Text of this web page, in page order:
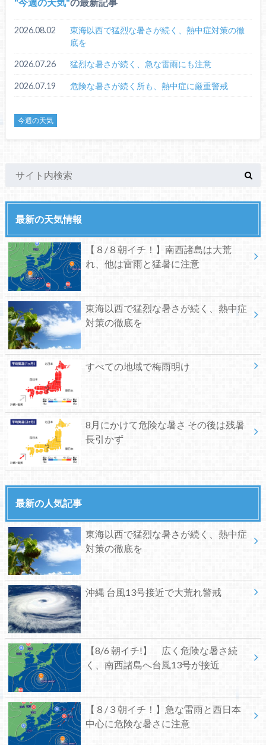
2026.08.02
東海以西で猛烈な暑さが続く、熱中症対策の徹
底を
2026.07.26 猛烈な暑さが続く、急な雷雨にも注意
2026.07.19 危険な暑さが続く所も、熱中症に厳重警戒
今週の天気
最新の天気情報
【８/８朝イチ！】南西諸島は大荒
れ、他は雷雨と猛暑に注意
東海以西で猛烈な暑さが続く、熱中症
対策の徹底を
すべての地域で梅雨明け
8月にかけて危険な暑さ その後は残暑
長引かず
最新の人気記事
東海以西で猛烈な暑さが続く、熱中症
対策の徹底を
沖縄 台風13号接近で大荒れ警戒
【8/6 朝イチ!】 広く危険な暑さ続
く、南西諸島へ台風13号が接近
【８/３朝イチ！】急な雷雨と西日本
中心に危険な暑さに注意